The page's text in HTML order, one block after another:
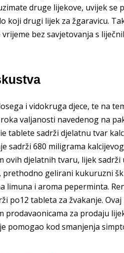
druge lijekove, uvijek se
koji drugi lijek za žgaravicu.
bez savjetovanja s
i vidokruga djece, te na
valjanosti navedenog na
tablete sadrži djelatnu tvar
sadrži 680 miligrama
ovih djelatnih tvaru, lijek
prethodno gelirani kukuruzni
limuna i aroma peperminta.
po12 tableta za žvakanje.
prodavaonicama za prodaju
pomogao kod smanjenja